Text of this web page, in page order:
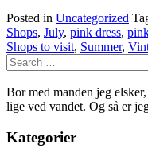
Posted in Uncategorized
Shops, July, pink dress,
Shops to visit, Summer,
Bor med manden jeg
lige ved vandet. Og så er
Kategorier